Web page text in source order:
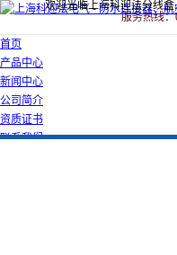
欢迎光临上海科迎法分线
服务热线
首页
产品中心
新闻中心
公司简介
资质证书
联系我们